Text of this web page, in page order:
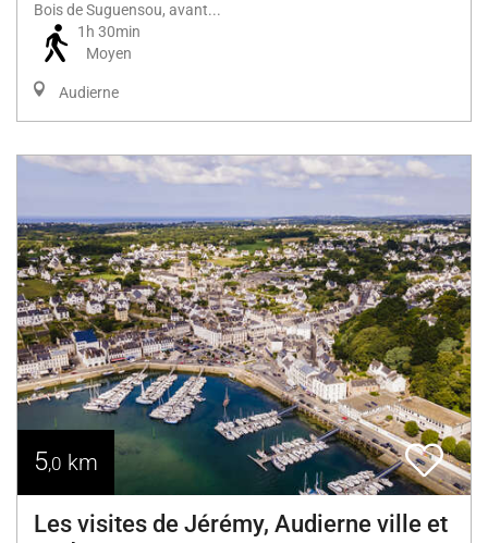
Bois de Suguensou, avant...
1h 30min
Moyen
Audierne
5,0 km
Les visites de Jérémy, Audierne ville et